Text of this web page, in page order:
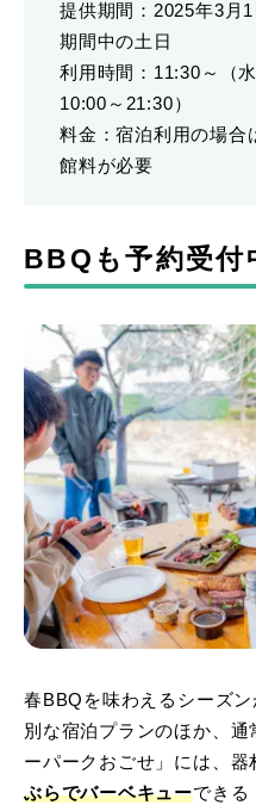
提供期間：2025年3月
期間中の土日
利用時間：11:30～（
10:00～21:30）
料金：宿泊利用の場合
館料が必要
BBQも予約受付
春BBQを味わえるシーズ
別な宿泊プランのほか、
ーパークおごせ」には、
ぶらでバーベキューできる